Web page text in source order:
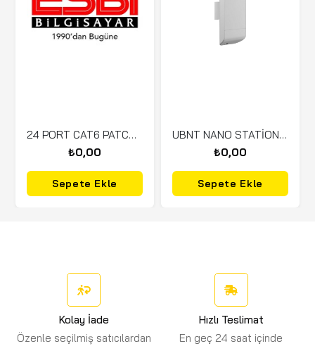
24 PORT CAT6 PATCH PANEL
₺0,00
Sepete Ekle
UBNT NANO STATİON LOCO M5
₺0,00
Sepete Ekle
Kolay İade
Özenle seçilmiş satıcılardan
Hızlı Teslimat
En geç 24 saat içinde